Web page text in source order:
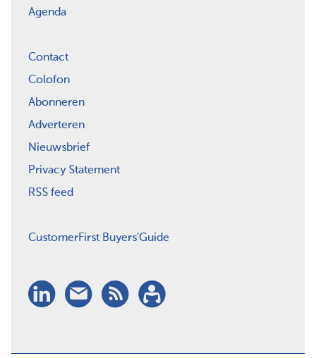
Agenda
Contact
Colofon
Abonneren
Adverteren
Nieuwsbrief
Privacy Statement
RSS feed
CustomerFirst Buyers'Guide
LinkedIn
Nieuwsbrief
RSSAbonneren